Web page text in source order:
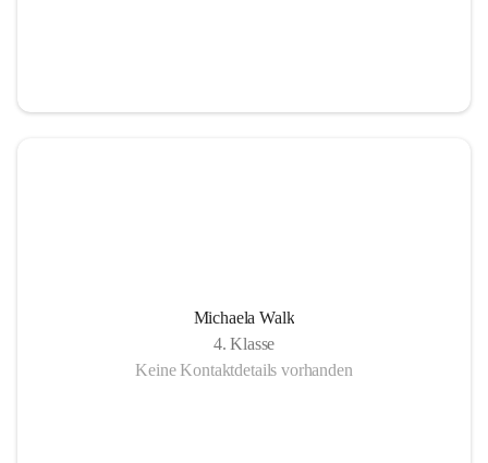
Michaela Walk
4. Klasse
Keine Kontaktdetails vorhanden